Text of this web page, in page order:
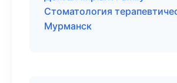
Стоматология
Мурманск